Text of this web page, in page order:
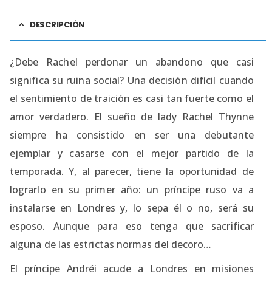
DESCRIPCIÓN
¿Debe Rachel perdonar un abandono que casi
significa su ruina social? Una decisión difícil cuando
el sentimiento de traición es casi tan fuerte como el
amor verdadero. El sueño de lady Rachel Thynne
siempre ha consistido en ser una debutante
ejemplar y casarse con el mejor partido de la
temporada. Y, al parecer, tiene la oportunidad de
lograrlo en su primer año: un príncipe ruso va a
instalarse en Londres y, lo sepa él o no, será su
esposo. Aunque para eso tenga que sacrificar
alguna de las estrictas normas del decoro…
El príncipe Andréi acude a Londres en misiones